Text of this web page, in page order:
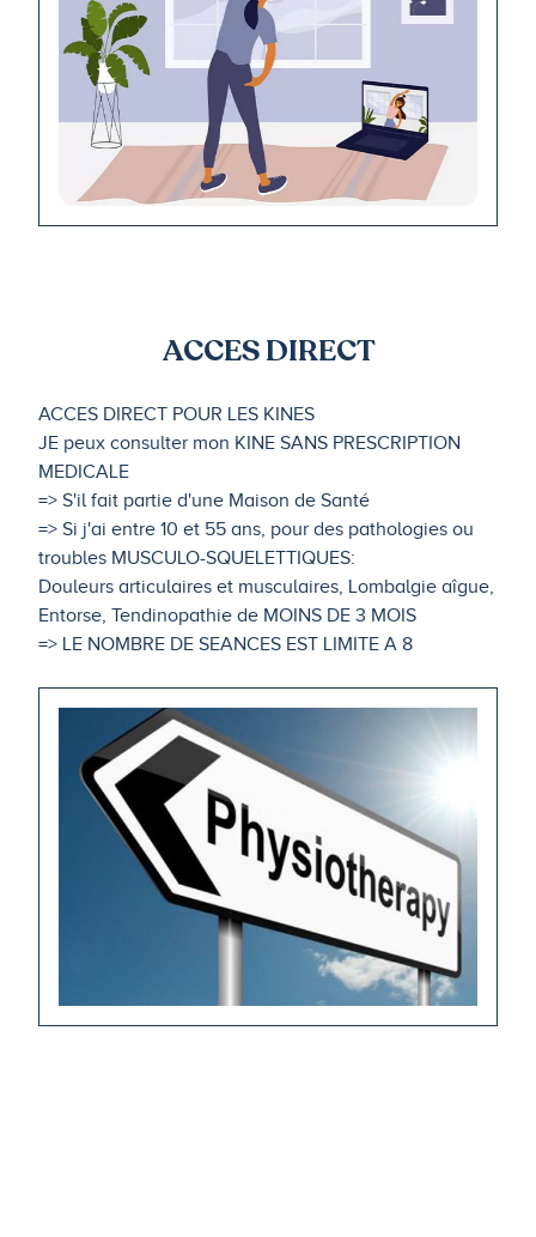
ACCES DIRECT
ACCES DIRECT POUR LES KINES
JE peux consulter mon KINE SANS PRESCRIPTION
MEDICALE
=> S'il fait partie d'une Maison de Santé
=> Si j'ai entre 10 et 55 ans, pour des pathologies ou
troubles MUSCULO-SQUELETTIQUES:
Douleurs articulaires et musculaires, Lombalgie aîgue,
Entorse, Tendinopathie de MOINS DE 3 MOIS
=> LE NOMBRE DE SEANCES EST LIMITE A 8